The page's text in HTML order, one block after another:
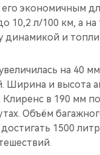
его экономичным
10,2 л/100 км, а
динамикой и
на 40
Ширина и высота
в 190 мм
Объём
1500